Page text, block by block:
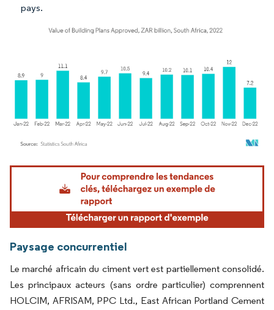
pays.
Image © Mordor Intelligence. La réutilisation nécessite une attribution sous CC BY
Paysage concurrentiel
Le marché africain du ciment vert est partiellement consolidé.
Les principaux acteurs (sans ordre particulier) comprennent
HOLCIM, AFRISAM, PPC Ltd., East African Portland Cement